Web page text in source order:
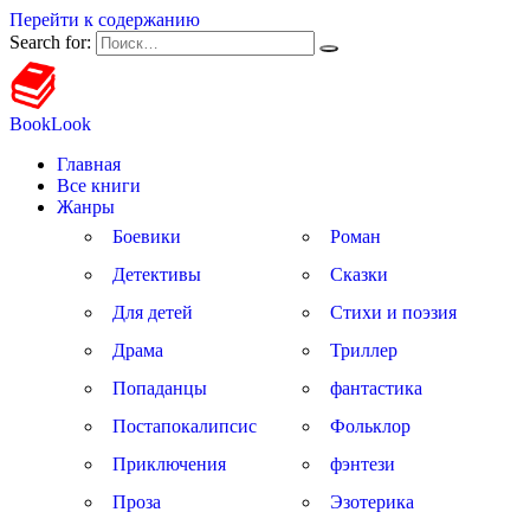
Перейти к содержанию
Search for:
BookLook
Главная
Все книги
Жанры
Боевики
Детективы
Для детей
Драма
Попаданцы
Постапокалипсис
Приключения
Проза
Роман
Сказки
Стихи и поэзия
Триллер
фантастика
Фольклор
фэнтези
Эзотерика